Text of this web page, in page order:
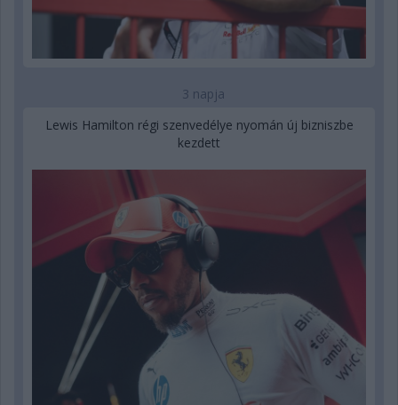
3 napja
Lewis Hamilton régi szenvedélye nyomán új bizniszbe
kezdett